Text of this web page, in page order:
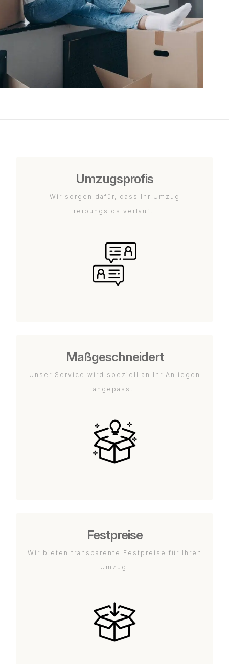
Umzugsprofis
Wir sorgen dafür, dass Ihr Umzug
reibungslos verläuft.
Maßgeschneidert
Unser Service wird speziell an Ihr Anliegen
angepasst.
Festpreise
Wir bieten transparente Festpreise für Ihren
Umzug.